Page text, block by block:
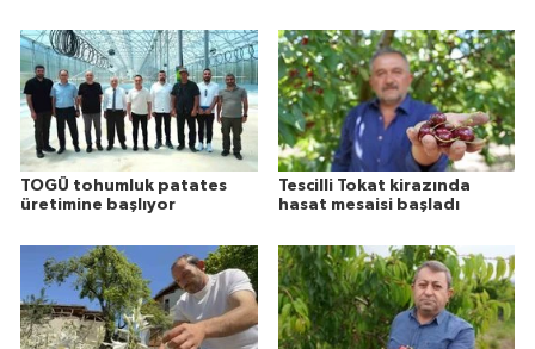
TOGÜ tohumluk patates
üretimine başlıyor
Tescilli Tokat kirazında
hasat mesaisi başladı